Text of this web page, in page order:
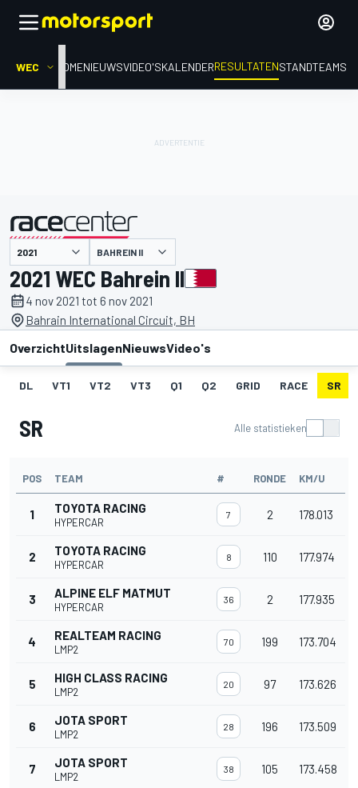
WEC HOMENIEUWSVIDEO'SKALENDERRESULTATENSTANDTEAMS
gepresenteerd door BAHREIN II
2021 WEC Bahrein II
4 nov 2021 tot 6 nov 2021
Bahrain International Circuit, BH
OverzichtUitslagenNieuwsVideo's
DL VT1 VT2 VT3 Q1 Q2 GRID RACE SR
SR Alle statistieken
POS TEAM # RONDE KM/U
1 TOYOTA RACING
HYPERCAR
7 2 178.013
2 TOYOTA RACING
HYPERCAR
8 110 177.974
3 ALPINE ELF MATMUT
HYPERCAR
36 2 177.935
4 REALTEAM RACING
LMP2
70 199 173.704
5 HIGH CLASS RACING
LMP2
20 97 173.626
6 JOTA SPORT
LMP2
28 196 173.509
7 JOTA SPORT
LMP2
38 105 173.458